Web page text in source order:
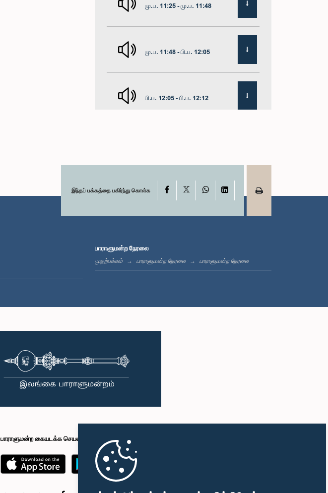
மு.ப. 11:25 - மு.ப. 11:48
மு.ப. 11:48 - பி.ப. 12:05
பி.ப. 12:05 - பி.ப. 12:12
பி.ப. 12:23 - பி.ப. 12:30
இந்தப் பக்கத்தை பகிர்ந்து கொள்க Facebook WhatsAppLinkedIn
பாராளுமன்ற நேரலை
முதற்பக்கம் பாராளுமன்ற நேரலை பாராளுமன்ற நேரலை
பாராளுமன்ற கையடக்க செயலி